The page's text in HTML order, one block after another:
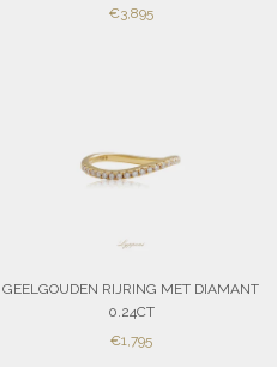
SALE
€3,895
GEELGOUDEN RIJRING MET DIAMANT
0.24CT
SALE
€1,795